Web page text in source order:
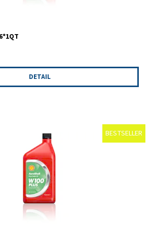
DETAIL
BESTSELLER
oleje SAE grade 50. Obsahuje
aditiva. Vhodné pro letadla s menší